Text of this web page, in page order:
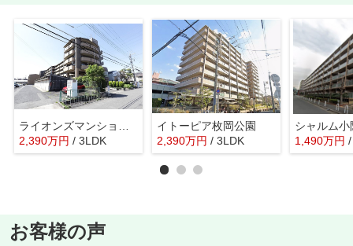
2,390万円 / 3LDK
イトーピア枚岡公園
2,390万円 / 3LDK 1,490万円
お客様の声